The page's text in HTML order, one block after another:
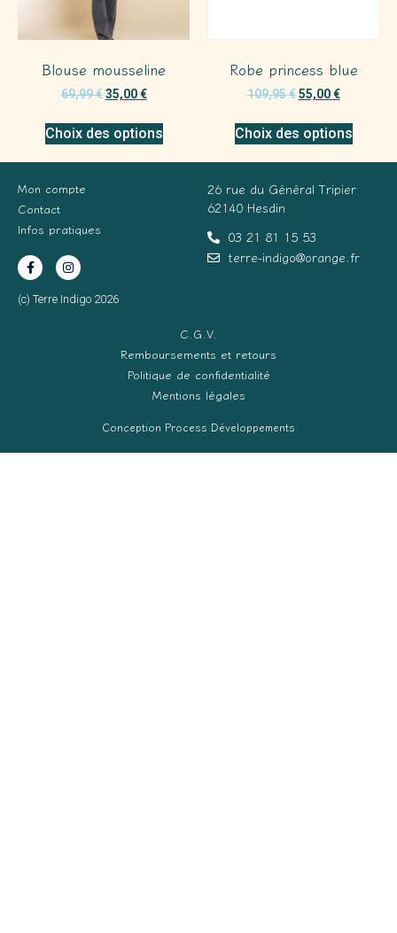
Blouse mousseline
69,99€ 35,00€
Choix des options
Robe princess blue
109,95€ 55,00€
Choix des options
Mon compte
Contact
Infos pratiques
(c) Terre Indigo 2026
26 rue du Général Tripier
62140 Hesdin
03 21 81 15 53
terre-indigo@orange.fr
C.G.V.
Remboursements et retours
Politique de confidentialité
Mentions légales
Conception Process Développements